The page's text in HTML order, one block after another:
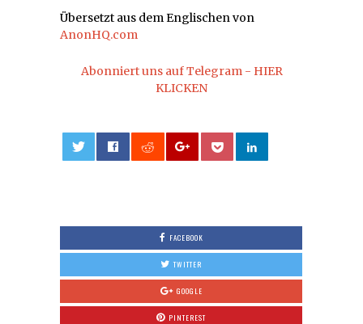
Übersetzt aus dem Englischen von
AnonHQ.com
Abonniert uns auf Telegram - HIER
KLICKEN
FACEBOOK
TWITTER
GOOGLE
PINTEREST